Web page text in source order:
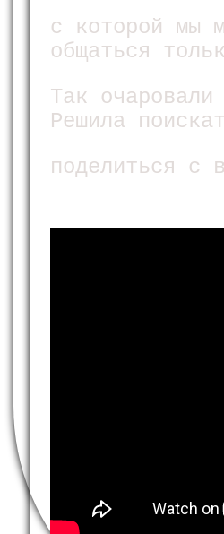
с которой мы
общаться
Так
Решила
поделиться с